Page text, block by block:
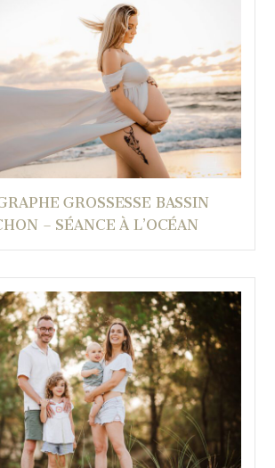
GROSSESSE BASSIN
– SÉANCE À L’OCÉAN